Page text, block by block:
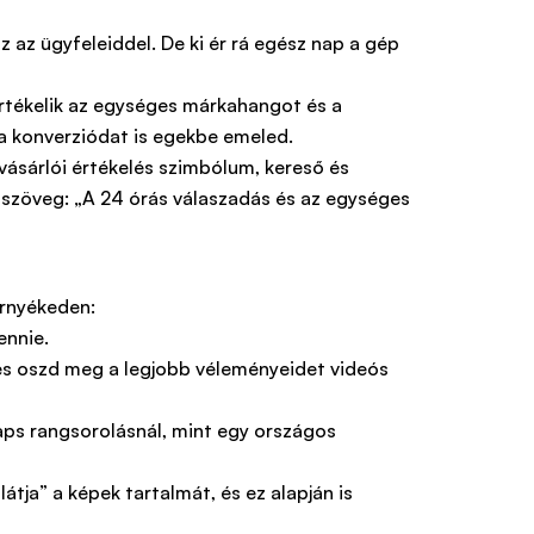
az ügyfeleiddel. De ki ér rá egész nap a gép
az egységes márkahangot és a
konverziódat is egekbe emeled.
oszd meg a legjobb véleményeidet videós
rangsorolásnál, mint egy országos
a képek tartalmát, és ez alapján is